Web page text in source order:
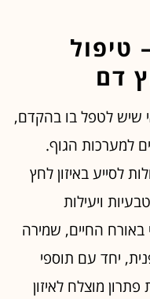
טיפול
דם
שיש לטפל בו בהקדם,
למערכות הגוף.
לסייע באיזון לחץ
ויעילות
החיים, שמירה
יחד עם תוספי
פתרון מוצלח לאיזון